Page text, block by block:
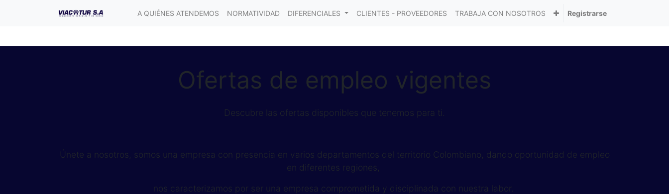
A QUIÉNES ATENDEMOS NORMATIVIDAD DIFERENCIALES CLIENTES - PROVEEDORES TRABAJA CON NOSOTROS Registrarse
Ofertas de empleo vigentes
Descubre las ofertas disponibles que tenemos para ti.
Únete a nosotros, somos una empresa con presencia en varios departamentos del territorio Colombiano, dando oportunidad de empleo
en diferentes regiones,
nos caracterizamos por ser una empresa comprometida y disciplinada con nuestra labor.